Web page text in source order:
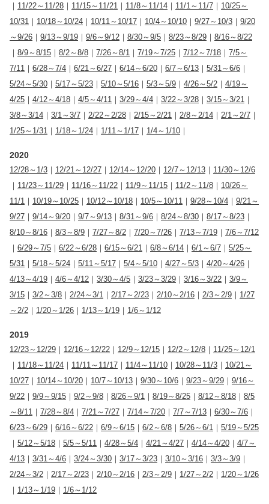
｜ 11/22～11/28 ｜ 11/15～11/21 ｜ 11/8～11/14 ｜ 11/1～11/7 ｜ 10/25～
10/31 ｜ 10/18～10/24 ｜ 10/11～10/17 ｜ 10/4～10/10 ｜ 9/27～10/3 ｜ 9/20
～9/26 ｜ 9/13～9/19 ｜ 9/6～9/12 ｜ 8/30～9/5 ｜ 8/23～8/29 ｜ 8/16～8/22
｜ 8/9～8/15 ｜ 8/2～8/8 ｜ 7/26～8/1 ｜ 7/19～7/25 ｜ 7/12～7/18 ｜ 7/5～
7/11 ｜ 6/28～7/4 ｜ 6/21～6/27 ｜ 6/14～6/20 ｜ 6/7～6/13 ｜ 5/31～6/6 ｜
5/24～5/30 ｜ 5/17～5/23 ｜ 5/10～5/16 ｜ 5/3～5/9 ｜ 4/26～5/2 ｜ 4/19～
4/25 ｜ 4/12～4/18 ｜ 4/5～4/11 ｜ 3/29～4/4 ｜ 3/22～3/28 ｜ 3/15～3/21 ｜
3/8～3/14 ｜ 3/1～3/7 ｜ 2/22～2/28 ｜ 2/15～2/21 ｜ 2/8～2/14 ｜ 2/1～2/7 ｜
1/25～1/31 ｜ 1/18～1/24 ｜ 1/11～1/17 ｜ 1/4～1/10 ｜
2020
12/28～1/3 ｜ 12/21～12/27 ｜ 12/14～12/20 ｜ 12/7～12/13 ｜ 11/30～12/6
｜ 11/23～11/29 ｜ 11/16～11/22 ｜ 11/9～11/15 ｜ 11/2～11/8 ｜ 10/26～
11/1 ｜ 10/19～10/25 ｜ 10/12～10/18 ｜ 10/5～10/11 ｜ 9/28～10/4 ｜ 9/21～
9/27 ｜ 9/14～9/20 ｜ 9/7～9/13 ｜ 8/31～9/6 ｜ 8/24～8/30 ｜ 8/17～8/23 ｜
8/10～8/16 ｜ 8/3～8/9 ｜ 7/27～8/2 ｜ 7/20～7/26 ｜ 7/13～7/19 ｜ 7/6～7/12
｜ 6/29～7/5 ｜ 6/22～6/28 ｜ 6/15～6/21 ｜ 6/8～6/14 ｜ 6/1～6/7 ｜ 5/25～
5/31 ｜ 5/18～5/24 ｜ 5/11～5/17 ｜ 5/4～5/10 ｜ 4/27～5/3 ｜ 4/20～4/26 ｜
4/13～4/19 ｜ 4/6～4/12 ｜ 3/30～4/5 ｜ 3/23～3/29 ｜ 3/16～3/22 ｜ 3/9～
3/15 ｜ 3/2～3/8 ｜ 2/24～3/1 ｜ 2/17～2/23 ｜ 2/10～2/16 ｜ 2/3～2/9 ｜ 1/27
～2/2 ｜ 1/20～1/26 ｜ 1/13～1/19 ｜ 1/6～1/12
2019
12/23～12/29 ｜ 12/16～12/22 ｜ 12/9～12/15 ｜ 12/2～12/8 ｜ 11/25～12/1
｜ 11/18～11/24 ｜ 11/11～11/17 ｜ 11/4～11/10 ｜ 10/28～11/3 ｜ 10/21～
10/27 ｜ 10/14～10/20 ｜ 10/7～10/13 ｜ 9/30～10/6 ｜ 9/23～9/29 ｜ 9/16～
9/22 ｜ 9/9～9/15 ｜ 9/2～9/8 ｜ 8/26～9/1 ｜ 8/19～8/25 ｜ 8/12～8/18 ｜ 8/5
～8/11 ｜ 7/28～8/4 ｜ 7/21～7/27 ｜ 7/14～7/20 ｜ 7/7～7/13 ｜ 6/30～7/6 ｜
6/23～6/29 ｜ 6/16～6/22 ｜ 6/9～6/15 ｜ 6/2～6/8 ｜ 5/26～6/1 ｜ 5/19～5/25
｜ 5/12～5/18 ｜ 5/5～5/11 ｜ 4/28～5/4 ｜ 4/21～4/27 ｜ 4/14～4/20 ｜ 4/7～
4/13 ｜ 3/31～4/6 ｜ 3/24～3/30 ｜ 3/17～3/23 ｜ 3/10～3/16 ｜ 3/3～3/9 ｜
2/24～3/2 ｜ 2/17～2/23 ｜ 2/10～2/16 ｜ 2/3～2/9 ｜ 1/27～2/2 ｜ 1/20～1/26
｜ 1/13～1/19 ｜ 1/6～1/12